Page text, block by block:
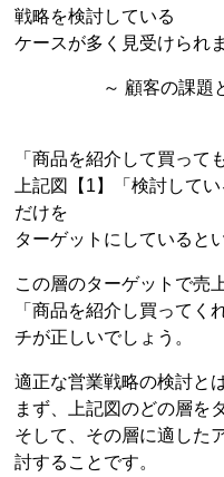
戦略を検討している
ケースが多く見受けられ
～ 顧客の課題
「商品を紹介して買って
上記図【1】「検討して
だけを
ターゲットにしていると
この層のターゲットで売
「商品を紹介し買ってく
チが正しいでしょう。
適正な営業戦略の検討と
まず、上記図のどの層を
そして、その層に適した
討することです。